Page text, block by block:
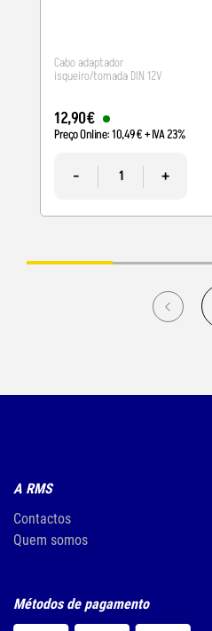
Cabo adaptador
isqueiro/tomada DIN 12V
12,90€
Preço Online:10,49€+ IVA 23%
- +
A RMS
Contactos
Quem somos
Métodos de pagamento